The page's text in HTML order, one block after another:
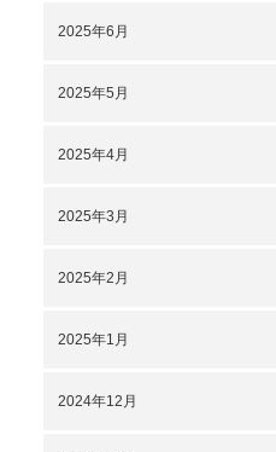
2025年6月
2025年5月
2025年4月
2025年3月
2025年2月
2025年1月
2024年12月